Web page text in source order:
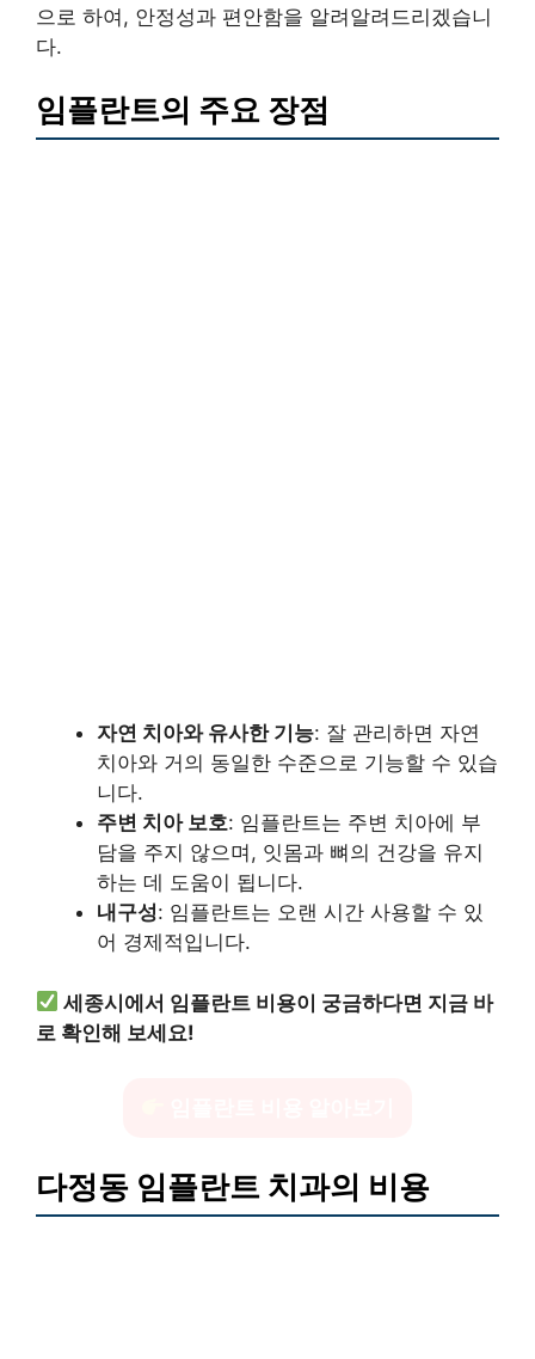
으로 하여, 안정성과 편안함을 알려알려드리겠습니
다.
임플란트의 주요 장점
자연 치아와 유사한 기능: 잘 관리하면 자연
치아와 거의 동일한 수준으로 기능할 수 있습
니다.
주변 치아 보호: 임플란트는 주변 치아에 부
담을 주지 않으며, 잇몸과 뼈의 건강을 유지
하는 데 도움이 됩니다.
내구성: 임플란트는 오랜 시간 사용할 수 있
어 경제적입니다.
세종시에서 임플란트 비용이 궁금하다면 지금 바
로 확인해 보세요!
다정동 임플란트 치과의 비용